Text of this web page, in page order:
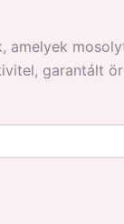
amelyek
garantált